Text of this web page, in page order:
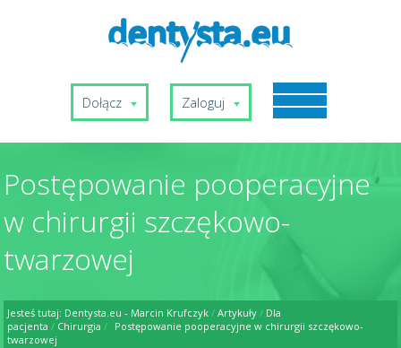
Dołącz Zaloguj
Postępowanie pooperacyjne
w chirurgii szczękowo-
twarzowej
Jesteś tutaj: Dentysta.eu - Marcin Krufczyk / Artykuły / Dla
pacjenta / Chirurgia /
Postępowanie pooperacyjne w chirurgii szczękowo-
twarzowej